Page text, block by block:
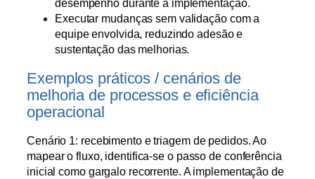
desempenho durante a implementação.
Executar mudanças sem validação com a
equipe envolvida, reduzindo adesão e
sustentação das melhorias.
Exemplos práticos / cenários de
melhoria de processos e eficiência
operacional
Cenário 1: recebimento e triagem de pedidos. Ao
mapear o fluxo, identifica-se o passo de conferência
inicial como gargalo recorrente. A implementação de